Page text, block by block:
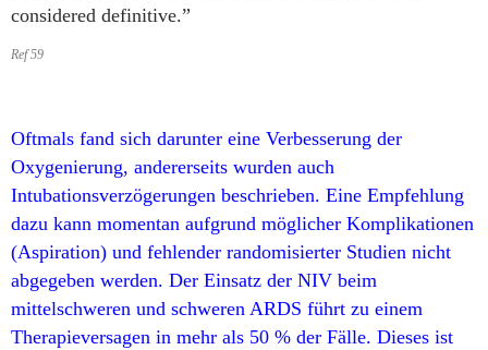
considered definitive.”
Ref 59
Oftmals fand sich darunter eine Verbesserung der
Oxygenierung, andererseits wurden auch
Intubationsverzögerungen beschrieben. Eine Empfehlung
dazu kann momentan aufgrund möglicher Komplikationen
(Aspiration) und fehlender randomisierter Studien nicht
abgegeben werden. Der Einsatz der NIV beim
mittelschweren und schweren ARDS führt zu einem
Therapieversagen in mehr als 50 % der Fälle. Dieses ist